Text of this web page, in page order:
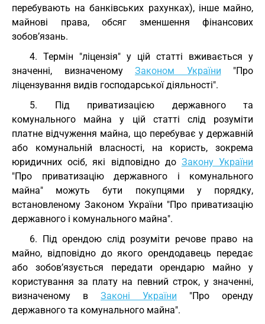
перебувають на банківських рахунках), інше майно,
майнові права, обсяг зменшення фінансових
зобов’язань.
4. Термін "ліцензія" у цій статті вживається у
значенні, визначеному Законом України "Про
ліцензування видів господарської діяльності".
5. Під приватизацією державного та
комунального майна у цій статті слід розуміти
платне відчуження майна, що перебуває у державній
або комунальній власності, на користь, зокрема
юридичних осіб, які відповідно до Закону України
"Про приватизацію державного і комунального
майна" можуть бути покупцями у порядку,
встановленому Законом України "Про приватизацію
державного і комунального майна".
6. Під орендою слід розуміти речове право на
майно, відповідно до якого орендодавець передає
або зобов’язується передати орендарю майно у
користування за плату на певний строк, у значенні,
визначеному в Законі України "Про оренду
державного та комунального майна".